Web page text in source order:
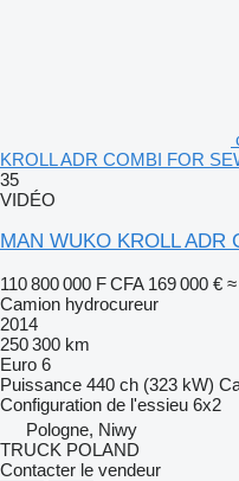
KROLL ADR COMBI FOR
35
VIDÉO
MAN WUKO KROLL ADR
110 800 000 F CFA 169 000 €
Camion hydrocureur
2014
250 300 km
Euro 6
Puissance 440 ch (323 kW)
Configuration de l'essieu 6x2
Pologne, Niwy
TRUCK POLAND
Contacter le vendeur